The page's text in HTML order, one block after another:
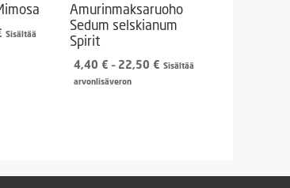
Hintaluokka:
Sisältää
Amurinmaksaruoho
Sedum selskianum
Spirit
4,40 € – 22,50 € Hintaluokka:
Sisältää
arvonlisäveron